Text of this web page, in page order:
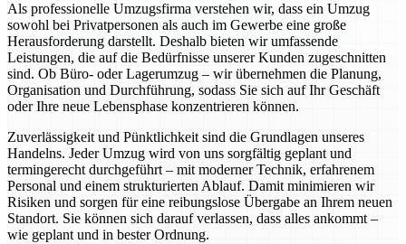
Als professionelle Umzugsfirma verstehen wir, dass ein Umzug
sowohl bei Privatpersonen als auch im Gewerbe eine große
Herausforderung darstellt. Deshalb bieten wir umfassende
Leistungen, die auf die Bedürfnisse unserer Kunden zugeschnitten
sind. Ob Büro- oder Lagerumzug – wir übernehmen die Planung,
Organisation und Durchführung, sodass Sie sich auf Ihr Geschäft
oder Ihre neue Lebensphase konzentrieren können.
Zuverlässigkeit und Pünktlichkeit sind die Grundlagen unseres
Handelns. Jeder Umzug wird von uns sorgfältig geplant und
termingerecht durchgeführt – mit moderner Technik, erfahrenem
Personal und einem strukturierten Ablauf. Damit minimieren wir
Risiken und sorgen für eine reibungslose Übergabe an Ihrem neuen
Standort. Sie können sich darauf verlassen, dass alles ankommt –
wie geplant und in bester Ordnung.